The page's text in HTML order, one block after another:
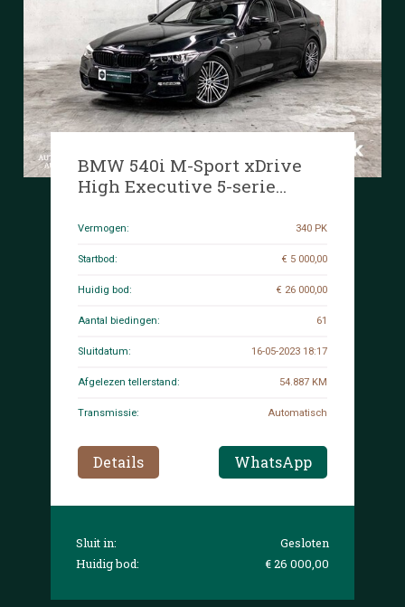
BMW 540i M-Sport xDrive
High Executive 5-serie
Vermogen: 340 PK
Startbod: € 5 000,00
Huidig bod: € 26 000,00
Aantal biedingen: 61
Sluitdatum: 16-05-2023 18:17
Afgelezen tellerstand: 54.887 KM
Transmissie: Automatisch
Details WhatsApp
Sluit in:
Gesloten
Huidig bod:
€ 26 000,00